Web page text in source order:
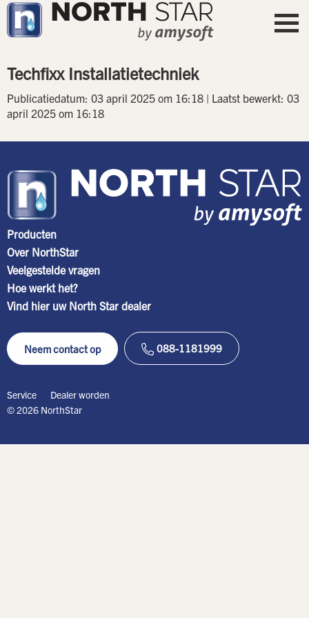
Techfixx Installatietechniek
Publicatiedatum: 03 april 2025 om 16:18 | Laatst bewerkt: 03
april 2025 om 16:18
Producten
Over NorthStar
Veelgestelde vragen
Hoe werkt het?
Vind hier uw North Star dealer
Neem contact op 088-1181999
Service
Dealer worden
© 2026 NorthStar